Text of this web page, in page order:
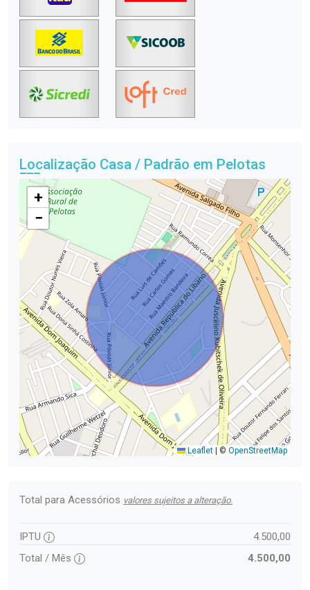
Localização Casa / Padrão em Pelotas
+
−
Leaflet | ©OpenStreetMap
Total para Acessórios valores sujeitos a alteração.
IPTU
4.500,00
Total / Mês
4.500,00